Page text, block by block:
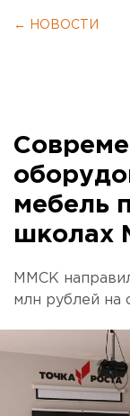
← НОВОСТИ
мебель
школах
ММСК
млн рублей на